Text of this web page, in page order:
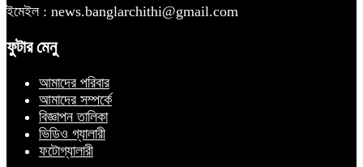
ইমেইল : news.banglarchithi@gmail.com
ফুটার মেনু
আমাদের পরিবার
আমাদের সম্পর্কে
বিজ্ঞাপন তালিকা
ভিডিও গ্যালারী
ফটোগ্যালারী